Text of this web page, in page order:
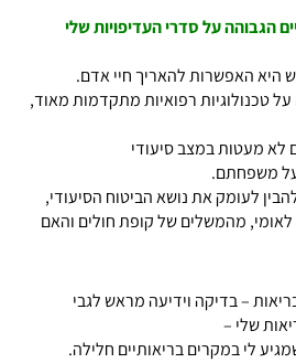
הגבוהה על סדרי העדיפויות שלי
היא האפשרות להאריך חיי אדם.
טכנולוגיות רפואיות מתקדמות מאוד,
לא מעטות במצב סיעודי
על משפחתם.
לעומק את נושא הביטוח הסיעודי,
לאומי, מהמשלים של קופת חולים והאם
– בדיקה וידיעה מראש לגבי
שלי –
לי במקרים בריאותיים חלילה.